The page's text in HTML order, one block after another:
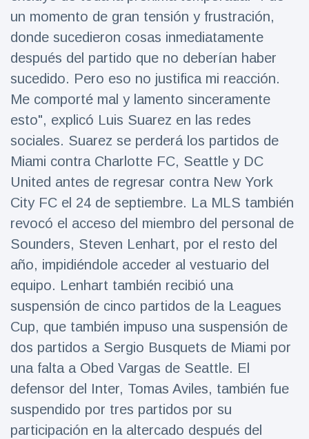
Großmutter
feiert ihren
99.
Geburtstag
und tanzt
zu
Mariachi-
Band
8 May
1133
Vistas
un momento de gran tensión y frustración,
donde sucedieron cosas inmediatamente
después del partido que no deberían haber
sucedido. Pero eso no justifica mi reacción.
Me comporté mal y lamento sinceramente
esto", explicó Luis Suarez en las redes
sociales. Suarez se perderá los partidos de
Miami contra Charlotte FC, Seattle y DC
United antes de regresar contra New York
City FC el 24 de septiembre. La MLS también
revocó el acceso del miembro del personal de
Sounders, Steven Lenhart, por el resto del
año, impidiéndole acceder al vestuario del
equipo. Lenhart también recibió una
suspensión de cinco partidos de la Leagues
Cup, que también impuso una suspensión de
dos partidos a Sergio Busquets de Miami por
una falta a Obed Vargas de Seattle. El
defensor del Inter, Tomas Aviles, también fue
suspendido por tres partidos por su
participación en la altercado después del